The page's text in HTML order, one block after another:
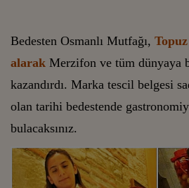
Bedesten Osmanlı Mutfağı,
alarak Merzifon ve tüm dünyaya
kazandırdı. Marka tescil belgesi
olan tarihi bedestende
bulacaksınız.